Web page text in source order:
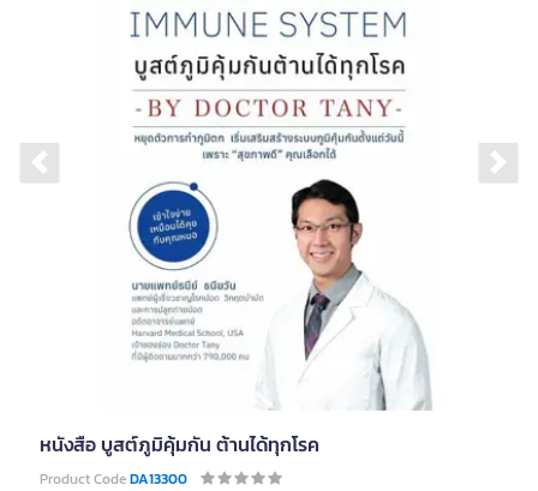
Previous slide
หนังสือ บูสต์ภูมิคุ้มกัน ต้านได้ทุกโรค
Product CodeDA13300